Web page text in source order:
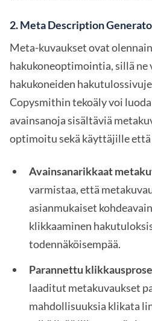
2.Meta Description
Meta-kuvaukset ovat
hakukoneoptimointia, sillä
hakukoneiden
Copysmithin tekoäly voi
avainsanoja sisältäviä
optimoitu sekä käyttäjille että
Avainsanarikkaat
varmistaa, että
asianmukaiset
klikkaaminen
todennäköisempää.
Parannettu
laaditut metakuvaukset
mahdollisuuksia klikata